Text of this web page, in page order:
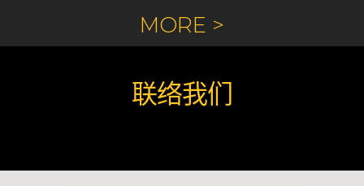
MORE >
联络我们